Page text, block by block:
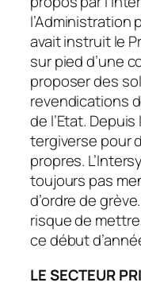
l’Administration
avait instruit le
sur pied d’une
proposer des
revendications
de l’Etat.
tergiverse pour
propres.
toujours pas
d’ordre de
risque de mettre
ce début
LE SECTEUR